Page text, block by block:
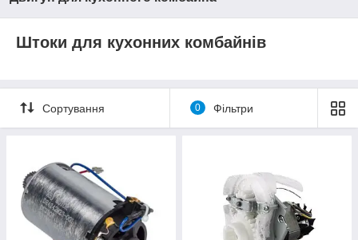
Штоки для кухонних комбайнів
Сортування 0 Фільтри